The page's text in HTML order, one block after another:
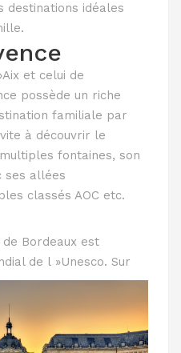
destinations idéales
et celui de
possède un riche
familiale par
à découvrir le
fontaines, son
ses allées
classés AOC etc.
Bordeaux est
de l »Unesco. Sur